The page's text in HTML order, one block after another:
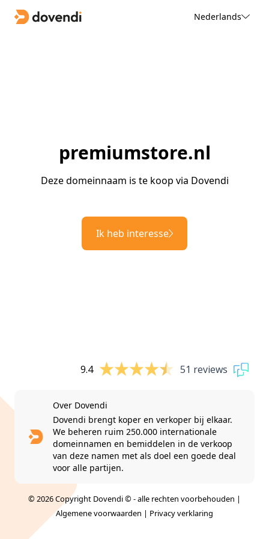
Nederlands
premiumstore.nl
Deze domeinnaam is te koop via Dovendi
Ik heb interesse
9.4 51 reviews
Over Dovendi
Dovendi brengt koper en verkoper bij elkaar.
We beheren ruim 250.000 internationale
domeinnamen en bemiddelen in de verkoop
van deze namen met als doel een goede deal
voor alle partijen.
© 2026 Copyright Dovendi © - alle rechten voorbehouden |
Algemene voorwaarden | Privacy verklaring